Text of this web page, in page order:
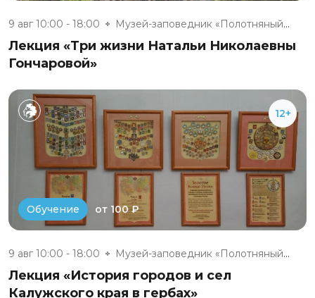
9 авг 10:00 - 18:00 Музей-заповедник «Полотняный З...
Лекция «Три жизни Натальи Николаевны
Гончаровой»
12+
Обучение от 100 ₽
9 авг 10:00 - 18:00 Музей-заповедник «Полотняный З...
Лекция «История городов и сел
Калужского края в гербах»